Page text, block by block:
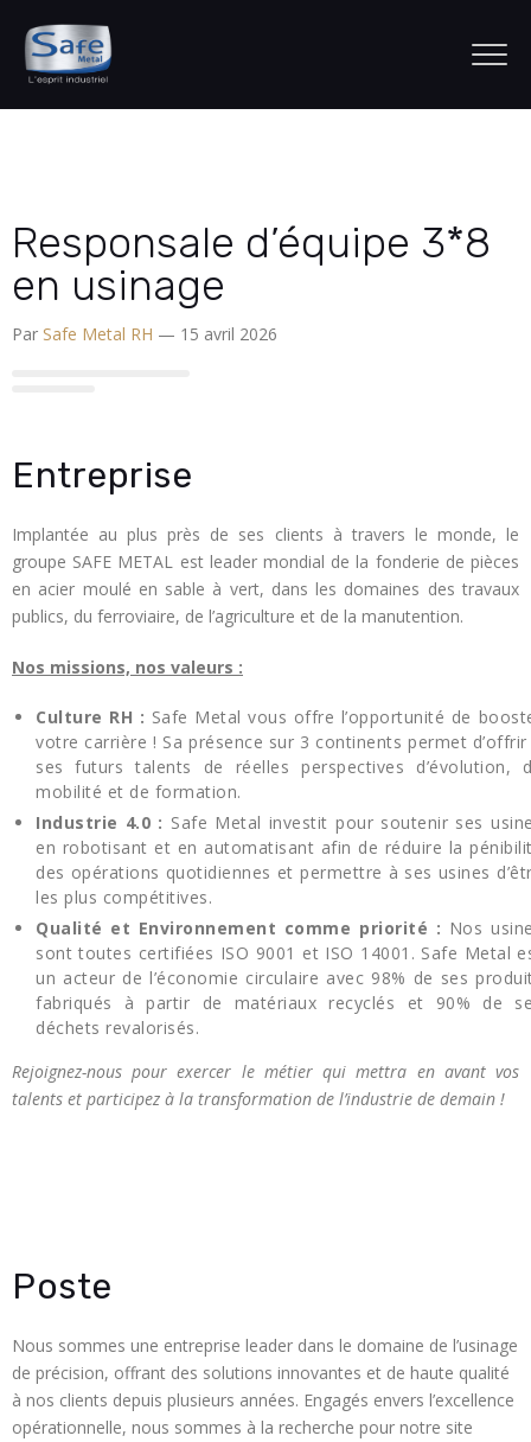
Responsale d’équipe 3*8
en usinage
Par Safe Metal RH — 15 avril 2026
Entreprise
Implantée au plus près de ses clients à travers le monde, le
groupe SAFE METAL est leader mondial de la fonderie de pièces
en acier moulé en sable à vert, dans les domaines des travaux
publics, du ferroviaire, de l’agriculture et de la manutention.
Nos missions, nos valeurs :
Culture RH : Safe Metal vous offre l’opportunité de
votre carrière ! Sa présence sur 3 continents permet
ses futurs talents de réelles perspectives d’évolution,
mobilité et de formation.
Industrie 4.0 : Safe Metal investit pour soutenir ses
en robotisant et en automatisant afin de réduire la
des opérations quotidiennes et permettre à ses usines
les plus compétitives.
Qualité et Environnement comme priorité : Nos
sont toutes certifiées ISO 9001 et ISO 14001. Safe Metal
un acteur de l’économie circulaire avec 98% de ses
fabriqués à partir de matériaux recyclés et 90% de
déchets revalorisés.
Rejoignez-nous pour exercer le métier qui mettra en avant vos
talents et participez à la transformation de l’industrie de demain !
Poste
Nous sommes une entreprise leader dans le domaine de l’usinage
de précision, offrant des solutions innovantes et de haute qualité
à nos clients depuis plusieurs années. Engagés envers l’excellence
opérationnelle, nous sommes à la recherche pour notre site